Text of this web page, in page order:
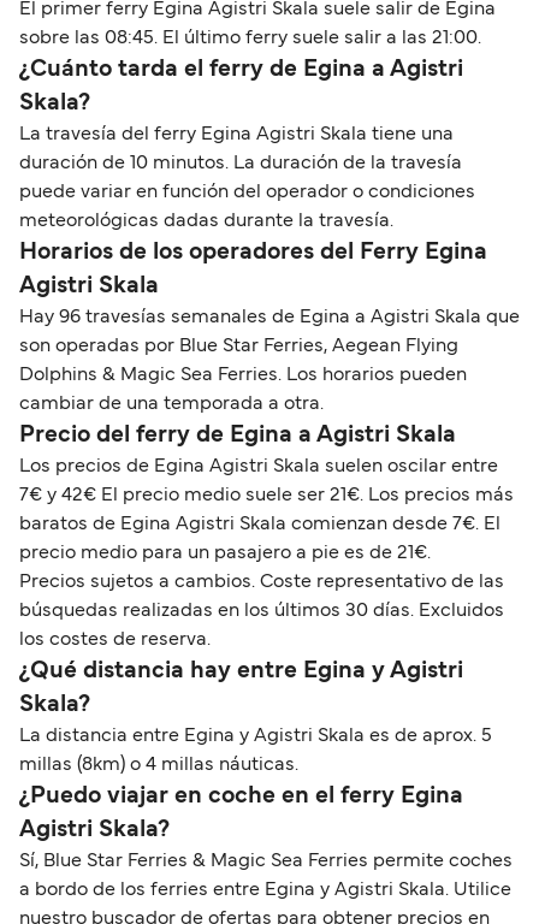
El primer ferry Egina Agistri Skala suele salir de Egina
sobre las 08:45. El último ferry suele salir a las 21:00.
¿Cuánto tarda el ferry de Egina a Agistri
Skala?
La travesía del ferry Egina Agistri Skala tiene una
duración de 10 minutos. La duración de la travesía
puede variar en función del operador o condiciones
meteorológicas dadas durante la travesía.
Horarios de los operadores del Ferry Egina
Agistri Skala
Hay 96 travesías semanales de Egina a Agistri Skala que
son operadas por Blue Star Ferries, Aegean Flying
Dolphins & Magic Sea Ferries. Los horarios pueden
cambiar de una temporada a otra.
Precio del ferry de Egina a Agistri Skala
Los precios de Egina Agistri Skala suelen oscilar entre
7€ y 42€ El precio medio suele ser 21€. Los precios más
baratos de Egina Agistri Skala comienzan desde 7€. El
precio medio para un pasajero a pie es de 21€.
Precios sujetos a cambios. Coste representativo de las
búsquedas realizadas en los últimos 30 días. Excluidos
los costes de reserva.
¿Qué distancia hay entre Egina y Agistri
Skala?
La distancia entre Egina y Agistri Skala es de aprox. 5
millas (8km) o 4 millas náuticas.
¿Puedo viajar en coche en el ferry Egina
Agistri Skala?
Sí, Blue Star Ferries & Magic Sea Ferries permite coches
a bordo de los ferries entre Egina y Agistri Skala. Utilice
nuestro buscador de ofertas para obtener precios en